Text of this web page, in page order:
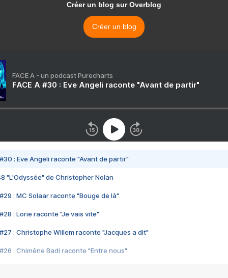
Créer un blog sur Overblog
Créer un blog
FACE A - un podcast Purecharts
FACE A #30 : Eve Angeli raconte "Avant de partir"
#30 : Eve Angeli raconte "Avant de partir"
"L'Odyssée" de Christopher Nolan
#29 : MC Solaar raconte "Bouge de là"
#28 : Lorie raconte "Je vais vite"
#27 : Christophe Willem raconte "Jacques a dit"
#26 : Chimène Badi raconte "Entre nous"